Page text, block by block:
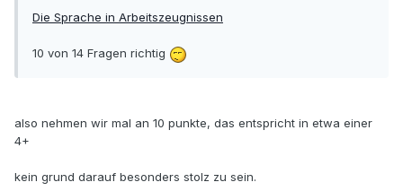
Die Sprache in Arbeitszeugnissen
10 von 14 Fragen richtig
also nehmen wir mal an 10 punkte, das entspricht in etwa einer
4+
kein grund darauf besonders stolz zu sein.